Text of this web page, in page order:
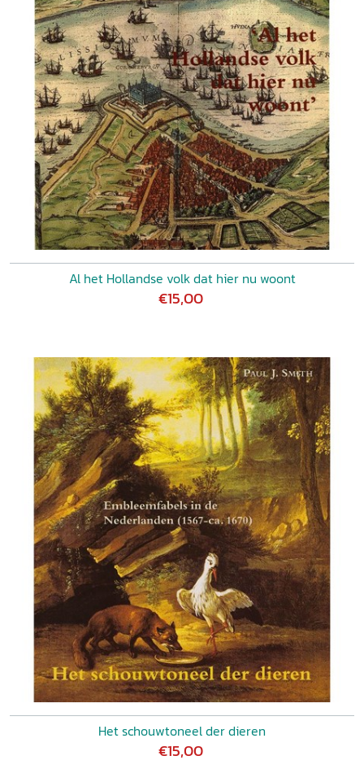
Al het Hollandse volk dat hier nu woont
€15,00
Het schouwtoneel der dieren
€15,00